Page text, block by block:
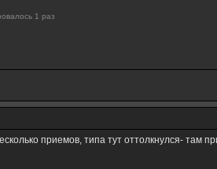
1 раз
приемов, типа тут оттолкнулся-